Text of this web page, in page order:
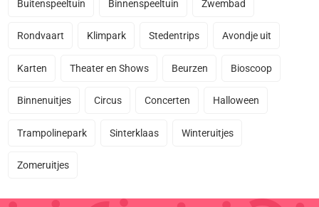
Buitenspeeltuin Binnenspeeltuin Zwembad
Rondvaart Klimpark Stedentrips Avondje uit
Karten Theater en Shows Beurzen Bioscoop
Binnenuitjes Circus Concerten Halloween
Trampolinepark Sinterklaas Winteruitjes
Zomeruitjes